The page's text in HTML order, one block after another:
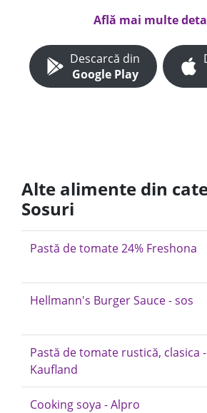
Află mai multe
Descarcă din
Google Play
Alte alimente din
Sosuri
Pastă de tomate 24% Freshona
Hellmann's Burger Sauce - sos
Pastă de tomate rustică, clasica -
Kaufland
Cooking soya - Alpro